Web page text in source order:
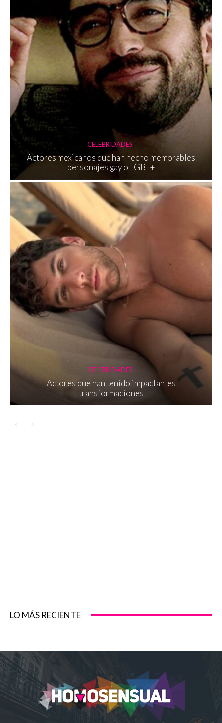
CELEBRIDADES
Actores mexicanos que han hecho memorables
personajes gay o LGBT+
CELEBRIDADES
Actores que han tenido impactantes
transformaciones
LO MÁS RECIENTE